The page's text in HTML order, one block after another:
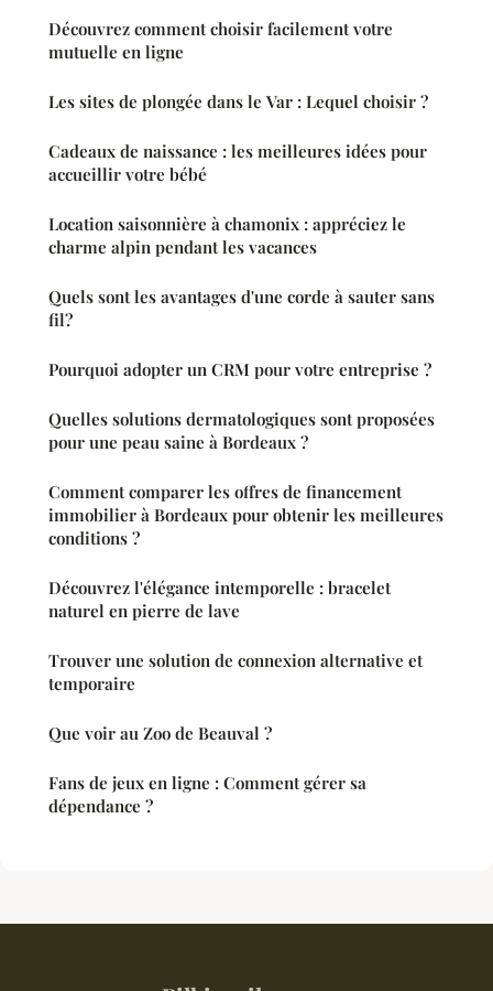
Découvrez comment choisir facilement votre
mutuelle en ligne
Les sites de plongée dans le Var : Lequel choisir ?
Cadeaux de naissance : les meilleures idées pour
accueillir votre bébé
Location saisonnière à chamonix : appréciez le
charme alpin pendant les vacances
Quels sont les avantages d'une corde à sauter sans
fil?
Pourquoi adopter un CRM pour votre entreprise ?
Quelles solutions dermatologiques sont proposées
pour une peau saine à Bordeaux ?
Comment comparer les offres de financement
immobilier à Bordeaux pour obtenir les meilleures
conditions ?
Découvrez l'élégance intemporelle : bracelet
naturel en pierre de lave
Trouver une solution de connexion alternative et
temporaire
Que voir au Zoo de Beauval ?
Fans de jeux en ligne : Comment gérer sa
dépendance ?